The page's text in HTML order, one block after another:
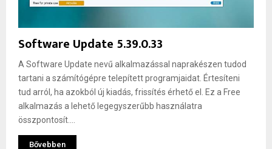
Software Update 5.39.0.33
A Software Update nevű alkalmazással naprakészen tudod
tartani a számítógépre telepített programjaidat. Értesíteni
tud arról, ha azokból új kiadás, frissítés érhető el. Ez a Free
alkalmazás a lehető legegyszerűbb használatra
összpontosít....
Bővebben